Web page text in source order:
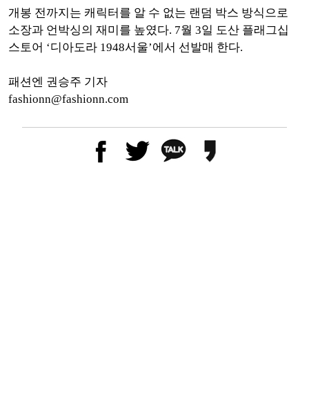
개봉 전까지는 캐릭터를 알 수 없는 랜덤 박스 방식으로
소장과 언박싱의 재미를 높였다. 7월 3일 도산 플래그십
스토어 ‘디아도라 1948서울’에서 선발매 한다.
패션엔 권승주 기자
fashionn@fashionn.com